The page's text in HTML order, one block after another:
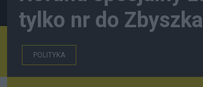
tylko nr do
POLITYKA